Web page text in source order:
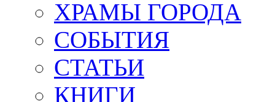
ХРАМЫ ГОРОДА
СОБЫТИЯ
СТАТЬИ
КНИГИ